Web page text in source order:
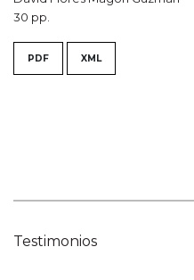
30 pp.
PDF XML
Testimonios